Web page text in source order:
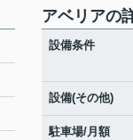
アベリアの
設備条件
設備(その他)
駐車場/月額